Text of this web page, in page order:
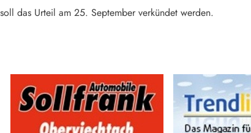
das Urteil am 25. September verkündet werden.